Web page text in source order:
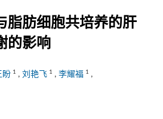
脂肪细胞共培养的肝
的影响
盼 1 , 刘艳飞 1 , 李耀福 1 ,